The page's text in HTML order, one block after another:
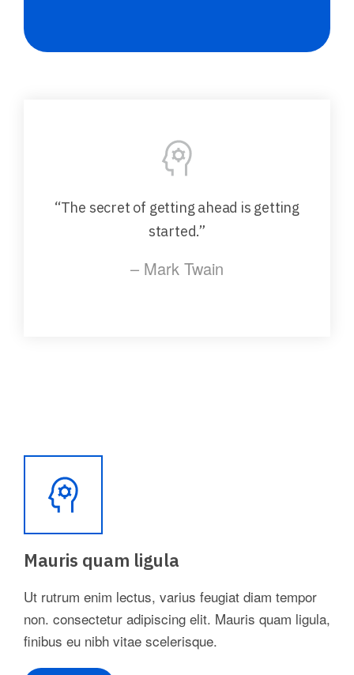
“The secret of getting ahead is getting
started.”
– Mark Twain
Mauris quam ligula
Ut rutrum enim lectus, varius feugiat diam tempor
non. consectetur adipiscing elit. Mauris quam ligula,
finibus eu nibh vitae scelerisque.